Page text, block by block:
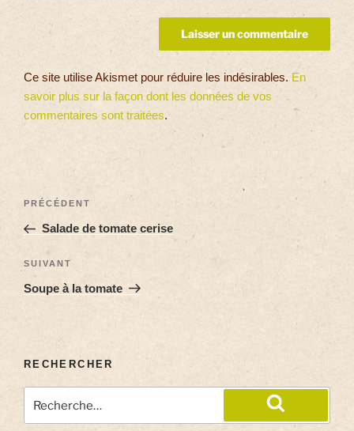
Ce site utilise Akismet pour réduire les indésirables. En
savoir plus sur la façon dont les données de vos
commentaires sont traitées.
PRÉCÉDENT
Salade de tomate cerise
SUIVANT
Soupe à la tomate
RECHERCHER